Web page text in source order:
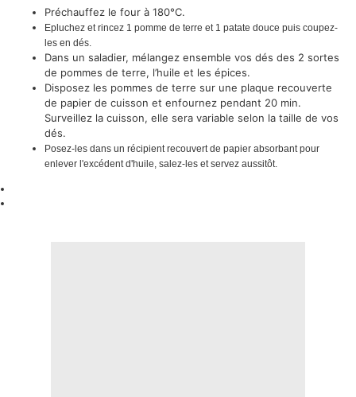
Préchauffez le four à 180°C.
Epluchez et rincez 1 pomme de terre et 1 patate douce puis coupez-
les en dés.
Dans un saladier, mélangez ensemble vos dés des 2 sortes
de pommes de terre, l’huile et les épices.
Disposez les pommes de terre sur une plaque recouverte
de papier de cuisson et enfournez pendant 20 min.
Surveillez la cuisson, elle sera variable selon la taille de vos
dés.
Posez-les dans un récipient recouvert de papier absorbant pour
enlever l'excédent d'huile, salez-les et servez aussitôt.